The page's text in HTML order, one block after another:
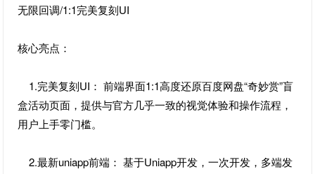
无限回调/1:1完美复刻UI
核心亮点：
1.完美复刻UI： 前端界面1:1高度还原百度网盘“奇妙赏”盲
盒活动页面，提供与官方几乎一致的视觉体验和操作流程，
用户上手零门槛。
2.最新uniapp前端： 基于Uniapp开发，一次开发，多端发